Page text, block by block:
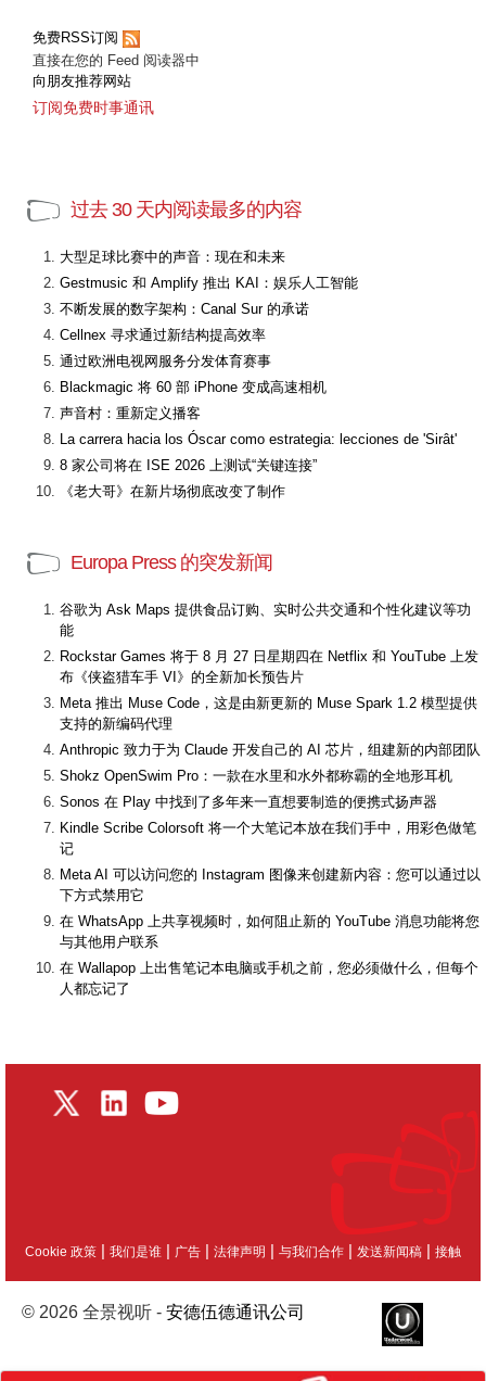
免费RSS订阅
直接在您的 Feed 阅读器中
向朋友推荐网站
订阅免费时事通讯
过去 30 天内阅读最多的内容
大型足球比赛中的声音：现在和未来
Gestmusic 和 Amplify 推出 KAI：娱乐人工智能
不断发展的数字架构：Canal Sur 的承诺
Cellnex 寻求通过新结构提高效率
通过欧洲电视网服务分发体育赛事
Blackmagic 将 60 部 iPhone 变成高速相机
声音村：重新定义播客
La carrera hacia los Óscar como estrategia: lecciones de 'Sirât'
8 家公司将在 ISE 2026 上测试“关键连接”
《老大哥》在新片场彻底改变了制作
Europa Press 的突发新闻
谷歌为 Ask Maps 提供食品订购、实时公共交通和个性化建议等功
能
Rockstar Games 将于 8 月 27 日星期四在 Netflix 和 YouTube 上发
布《侠盗猎车手 VI》的全新加长预告片
Meta 推出 Muse Code，这是由新更新的 Muse Spark 1.2 模型提供
支持的新编码代理
Anthropic 致力于为 Claude 开发自己的 AI 芯片，组建新的内部团队
Shokz OpenSwim Pro：一款在水里和水外都称霸的全地形耳机
Sonos 在 Play 中找到了多年来一直想要制造的便携式扬声器
Kindle Scribe Colorsoft 将一个大笔记本放在我们手中，用彩色做笔
记
Meta AI 可以访问您的 Instagram 图像来创建新内容：您可以通过以
下方式禁用它
在 WhatsApp 上共享视频时，如何阻止新的 YouTube 消息功能将您
与其他用户联系
在 Wallapop 上出售笔记本电脑或手机之前，您必须做什么，但每个
人都忘记了
Cookie 政策 | 我们是谁 | 广告 | 法律声明 | 与我们合作 | 发送新闻稿 | 接触
© 2026 全景视听 - 安德伍德通讯公司